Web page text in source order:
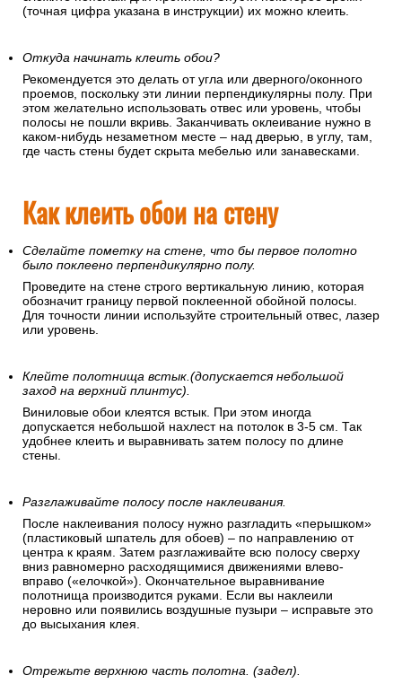
(точная цифра указана в инструкции) их можно клеить.
Откуда начинать клеить обои?
Рекомендуется это делать от угла или дверного/оконного
проемов, поскольку эти линии перпендикулярны полу. При
этом желательно использовать отвес или уровень, чтобы
полосы не пошли вкривь. Заканчивать оклеивание нужно в
каком-нибудь незаметном месте – над дверью, в углу, там,
где часть стены будет скрыта мебелью или занавесками.
Как клеить обои на стену
Сделайте пометку на стене, что бы первое полотно
было поклеено перпендикулярно полу.
Проведите на стене строго вертикальную линию, которая
обозначит границу первой поклеенной обойной полосы.
Для точности линии используйте строительный отвес, лазер
или уровень.
Клейте полотнища встык.(допускается небольшой
заход на верхний плинтус).
Виниловые обои клеятся встык. При этом иногда
допускается небольшой нахлест на потолок в 3-5 см. Так
удобнее клеить и выравнивать затем полосу по длине
стены.
Разглаживайте полосу после наклеивания.
После наклеивания полосу нужно разгладить «перышком»
(пластиковый шпатель для обоев) – по направлению от
центра к краям. Затем разглаживайте всю полосу сверху
вниз равномерно расходящимися движениями влево-
вправо («елочкой»). Окончательное выравнивание
полотнища производится руками. Если вы наклеили
неровно или появились воздушные пузыри – исправьте это
до высыхания клея.
Отрежьте верхнюю часть полотна. (задел).